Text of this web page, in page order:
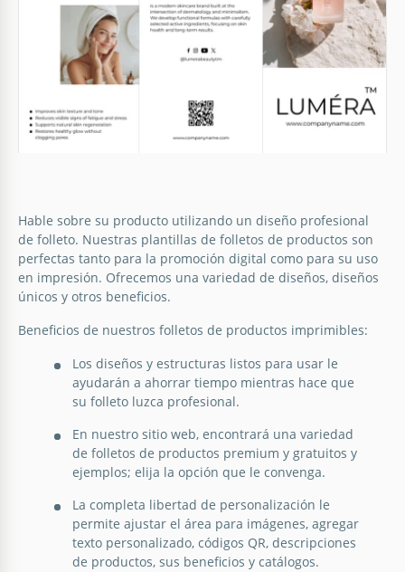
Esta plantilla de folleto de producto te ofrece cuatro
opciones de diseño para tus materiales de
marketing. ¡Usa diseños predefinidos en forma
imprimible o digital!
Folleto de descuento de productos.
Nuestra Plantilla de Folleto de Descuento de
Producto está diseñada para empresas que buscan
cautivar a su audiencia. Combina un diseño
elegante con un texto convincente para mostrar tus
ofertas.
Google Slides
Folleto de Productos Navideños
¿Estás esperando también a Santa? ¡Aquí está! Un
hombre lindo con barba blanca y una gran caja de
regalo se ve como un sueño. Su imagen hace que
este Folleto de Navidad sea tan maravilloso.
Hable sobre su producto utilizando un diseño profesional
de folleto. Nuestras plantillas de folletos de productos son
perfectas tanto para la promoción digital como para su uso
en impresión. Ofrecemos una variedad de diseños, diseños
únicos y otros beneficios.
Beneficios de nuestros folletos de productos imprimibles:
Los diseños y estructuras listos para usar le
ayudarán a ahorrar tiempo mientras hace que
su folleto luzca profesional.
En nuestro sitio web, encontrará una variedad
de folletos de productos premium y gratuitos y
ejemplos; elija la opción que le convenga.
La completa libertad de personalización le
permite ajustar el área para imágenes, agregar
texto personalizado, códigos QR, descripciones
de productos, sus beneficios y catálogos.